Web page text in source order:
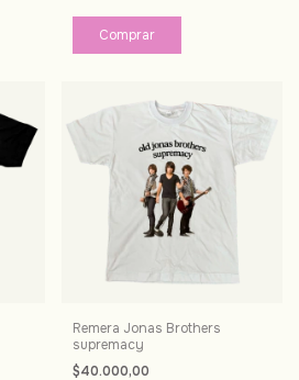
Comprar
Remera Jonas Brothers
supremacy
$40.000,00